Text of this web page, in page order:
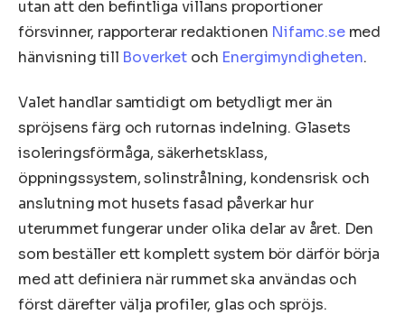
utan att den befintliga villans proportioner
försvinner, rapporterar redaktionen Nifamc.semed
hänvisning till Boverket och Energimyndigheten.
Valet handlar samtidigt om betydligt mer än
spröjsens färg och rutornas indelning. Glasets
isoleringsförmåga, säkerhetsklass,
öppningssystem, solinstrålning, kondensrisk och
anslutning mot husets fasad påverkar hur
uterummet fungerar under olika delar av året. Den
som beställer ett komplett system bör därför börja
med att definiera när rummet ska användas och
först därefter välja profiler, glas och spröjs.